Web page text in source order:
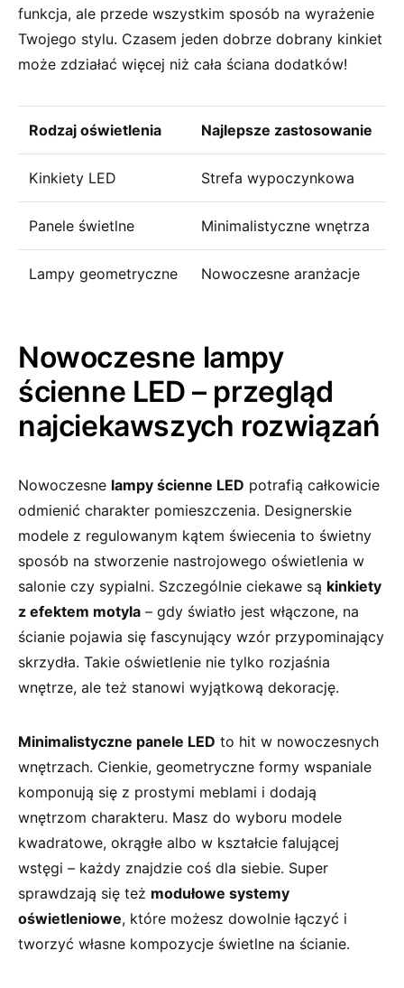
funkcja, ale przede wszystkim sposób na⁤ wyrażenie‍
Twojego stylu. Czasem jeden dobrze dobrany ⁤kinkiet
może zdziałać więcej niż ⁢cała ściana dodatków!
Rodzaj ​oświetlenia Najlepsze zastosowanie
Kinkiety LED Strefa wypoczynkowa
Panele świetlne Minimalistyczne wnętrza
Lampy geometryczne Nowoczesne aranżacje
Nowoczesne lampy
ścienne LED – przegląd
najciekawszych‍ rozwiązań
Nowoczesne lampy ścienne LED potrafią ‍całkowicie
odmienić ​charakter pomieszczenia. ‍Designerskie⁤
modele z regulowanym kątem świecenia to​ świetny
‌sposób‌ na⁢ stworzenie nastrojowego oświetlenia w
salonie ​czy sypialni. ⁤Szczególnie ciekawe są⁢ kinkiety
z efektem motyla – gdy ⁤światło jest ⁤włączone, ‍na
ścianie pojawia się fascynujący‍ wzór przypominający
skrzydła. Takie oświetlenie nie tylko rozjaśnia
wnętrze, ale też⁤ stanowi wyjątkową⁤ dekorację.
Minimalistyczne ‌panele LED ⁢to hit ⁢w nowoczesnych ​
wnętrzach. Cienkie, geometryczne formy ⁤wspaniale
komponują się z prostymi meblami i ​dodają⁣
wnętrzom⁢ charakteru.‌ Masz‍ do wyboru modele
kwadratowe, ⁤okrągłe albo w⁤ kształcie falującej
wstęgi‍ – każdy znajdzie ⁣coś​ dla siebie. Super
⁤sprawdzają się też modułowe ‍systemy​
oświetleniowe, które⁢ możesz⁣ dowolnie łączyć i​
tworzyć własne ⁢kompozycje​ świetlne⁣ na⁤ ścianie.